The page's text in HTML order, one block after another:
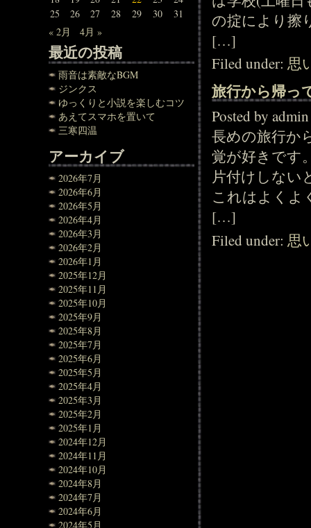
25
26 27 28 29 30
31
« 2月
4月 »
最近の投稿
雨音は素敵なBGM
ジンクス
ゆっくりと小説を楽しむコツ
あえてスマホを置いて
三寒四温
アーカイブ
2026年7月
2026年6月
2026年5月
2026年4月
2026年3月
2026年2月
2026年1月
2025年12月
2025年11月
2025年10月
2025年9月
2025年8月
2025年7月
2025年6月
2025年5月
2025年4月
2025年3月
2025年2月
2025年1月
2024年12月
2024年11月
2024年10月
2024年8月
2024年7月
2024年6月
2024年5月
の掟により擦
[…]
Filed under:思
旅行から帰っ
Posted by
長めの旅行か
覚が好きです
片付けしな
これはよくよ
[…]
Filed under:思